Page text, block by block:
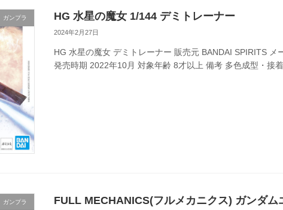
ガンプラ HG 水星の魔女 1/144 デミトレーナー
2024年2月27日
HG 水星の魔女 デミトレーナー 販売元 BANDAI SPIRITS
発売時期 2022年10月 対象年齢 8才以上 備考 多色成型・接
ガンプラ FULL MECHANICS(フルメカニクス) ガンダム